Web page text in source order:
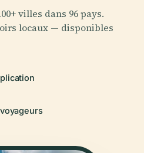
villes dans 96 pays.
locaux — disponibles